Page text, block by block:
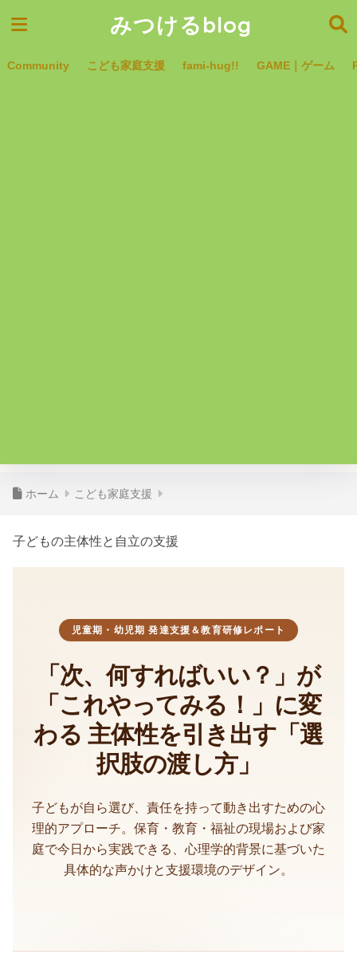
みつけるblog
Community こども家庭支援 fami-hug!! GAME｜ゲーム
ホーム こども家庭支援
子どもの主体性と自立の支援
児童期・幼児期 発達支援＆教育研修レポート
「次、何すればいい？」が
「これやってみる！」に変
わる 主体性を引き出す「選
択肢の渡し方」
子どもが自ら選び、責任を持って動き出すための心
理的アプローチ。保育・教育・福祉の現場および家
庭で今日から実践できる、心理学的背景に基づいた
具体的な声かけと支援環境のデザイン。